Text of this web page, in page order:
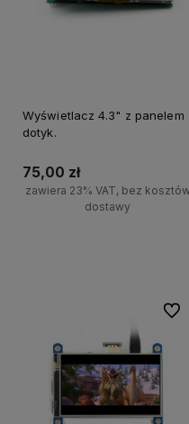
Wyświetlacz 4.3" z panelem
dotyk.
75,00 zł
zawiera 23% VAT, bez kosztów
dostawy
Do